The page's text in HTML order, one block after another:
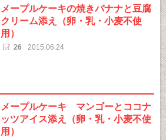
メープルケーキの焼きバナナと豆腐
クリーム添え（卵・乳・小麦不使
用）
26 2015.06.24
メープルケーキ マンゴーとココナ
ッツアイス添え（卵・乳・小麦不使
用）